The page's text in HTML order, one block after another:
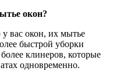
окон?
у вас окон, их мытье
быстрой уборки
клинеров, которые
одновременно.